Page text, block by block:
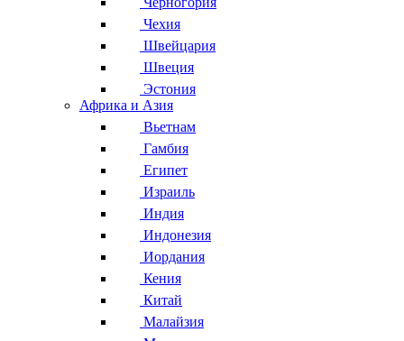
Чехия
Швейцария
Швеция
Эстония
Африка и Азия
Вьетнам
Гамбия
Египет
Израиль
Индия
Индонезия
Иордания
Кения
Китай
Малайзия